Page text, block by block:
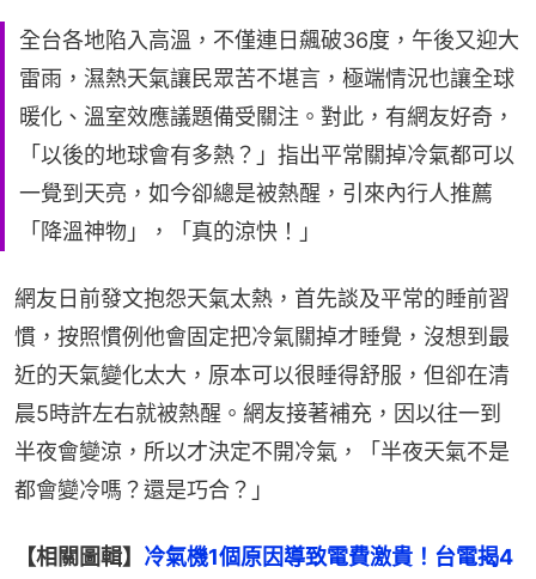
全台各地陷入高溫，不僅連日飆破36度，午後又迎大
雷雨，濕熱天氣讓民眾苦不堪言，極端情況也讓全球
暖化、溫室效應議題備受關注。對此，有網友好奇，
「以後的地球會有多熱？」指出平常關掉冷氣都可以
一覺到天亮，如今卻總是被熱醒，引來內行人推薦
「降溫神物」，「真的涼快！」
網友日前發文抱怨天氣太熱，首先談及平常的睡前習
慣，按照慣例他會固定把冷氣關掉才睡覺，沒想到最
近的天氣變化太大，原本可以很睡得舒服，但卻在清
晨5時許左右就被熱醒。網友接著補充，因以往一到
半夜會變涼，所以才決定不開冷氣，「半夜天氣不是
都會變冷嗎？還是巧合？」
【相關圖輯】 冷氣機1個原因導致電費激貴！台電揭4